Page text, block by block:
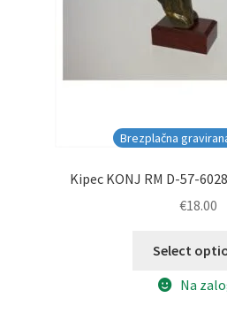
Brezplačna
Kipec KONJ RM D-57-
€18.00
Select
Na